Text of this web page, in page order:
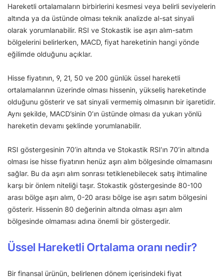
Hareketli ortalamaların birbirlerini kesmesi veya belirli seviyelerin
altında ya da üstünde olması teknik analizde al-sat sinyali
olarak yorumlanabilir. RSI ve Stokastik ise aşırı alım-satım
bölgelerini belirlerken, MACD, fiyat hareketinin hangi yönde
eğilimde olduğunu açıklar.
Hisse fiyatının, 9, 21, 50 ve 200 günlük üssel hareketli
ortalamalarının üzerinde olması hissenin, yükseliş hareketinde
olduğunu gösterir ve sat sinyali vermemiş olmasının bir işaretidir.
Aynı şekilde, MACD’sinin 0’ın üstünde olması da yukarı yönlü
hareketin devamı şeklinde yorumlanabilir.
RSI göstergesinin 70’in altında ve Stokastik RSI’ın 70’in altında
olması ise hisse fiyatının henüz aşırı alım bölgesinde olmamasını
sağlar. Bu da aşırı alım sonrası tetiklenebilecek satış ihtimaline
karşı bir önlem niteliği taşır. Stokastik göstergesinde 80-100
arası bölge aşırı alım, 0-20 arası bölge ise aşırı satım bölgesini
gösterir. Hissenin 80 değerinin altında olması aşırı alım
bölgesinde olmaması adına önemli bir göstergedir.
Üssel Hareketli Ortalama oranı nedir?
Bir finansal ürünün, belirlenen dönem içerisindeki fiyat